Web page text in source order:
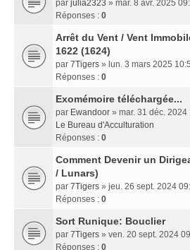
par julia2323 » mar. 8 avr. 2025
Réponses : 0
Arrêt du Vent / Vent
1622 (1624)
par 7Tigers » lun. 3 mars 2025
Réponses : 0
Exomémoire téléchargée...
par Ewandoor » mar. 31 déc.
Le Bureau d'Acculturation
Réponses : 0
Comment Devenir un
/ Lunars)
par 7Tigers » jeu. 26 sept. 2024
Réponses : 0
Sort Runique: Bouclier
par 7Tigers » ven. 20 sept. 2024
Réponses : 0